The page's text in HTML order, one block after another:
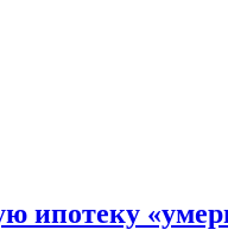
ипотеку